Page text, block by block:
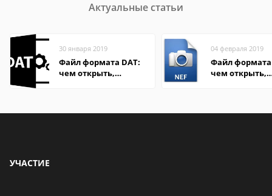
Актуальные статьи
30 января 2019
Файл формата DAT:
чем открыть,
04 февраля 2019
Файл формата
чем открыть,
УЧАСТИЕ